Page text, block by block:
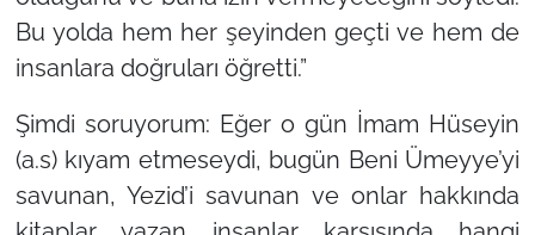
Bu yolda hem her şeyinden geçti ve hem de
insanlara doğruları öğretti.”
Şimdi soruyorum: Eğer o gün İmam Hüseyin
(a.s) kıyam etmeseydi, bugün Beni Ümeyye’yi
savunan, Yezid’i savunan ve onlar hakkında